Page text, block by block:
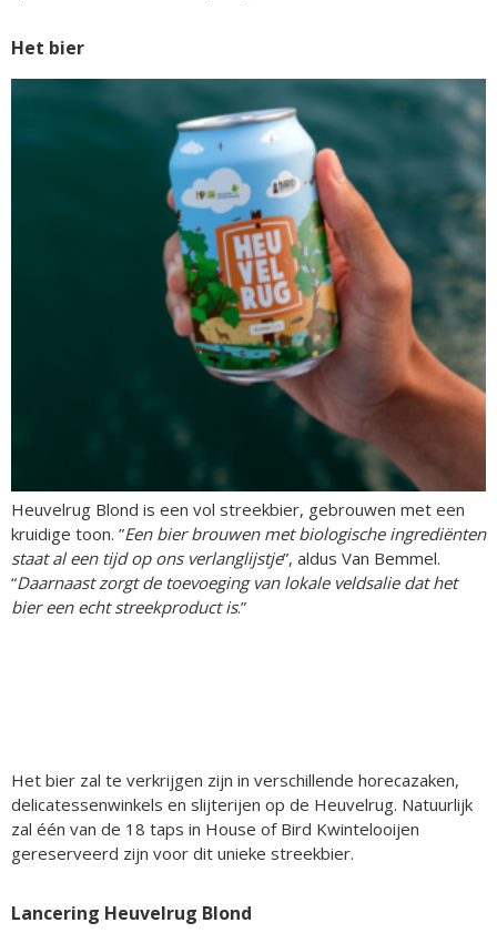
Het bier
Heuvelrug Blond is een vol streekbier, gebrouwen met een
kruidige toon. ”Een bier brouwen met biologische ingrediënten
staat al een tijd op ons verlanglijstje”, aldus Van Bemmel.
“Daarnaast zorgt de toevoeging van lokale veldsalie dat het
bier een echt streekproduct is.”
Het bier zal te verkrijgen zijn in verschillende horecazaken,
delicatessenwinkels en slijterijen op de Heuvelrug. Natuurlijk
zal één van de 18 taps in House of Bird Kwintelooijen
gereserveerd zijn voor dit unieke streekbier.
Lancering Heuvelrug Blond